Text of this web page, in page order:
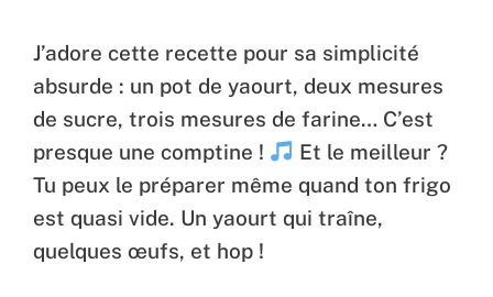
J’adore cette recette pour sa simplicité
absurde : un pot de yaourt, deux mesures
de sucre, trois mesures de farine… C’est
presque une comptine !
Et le meilleur ?
Tu peux le préparer même quand ton frigo
est quasi vide. Un yaourt qui traîne,
quelques œufs, et hop !